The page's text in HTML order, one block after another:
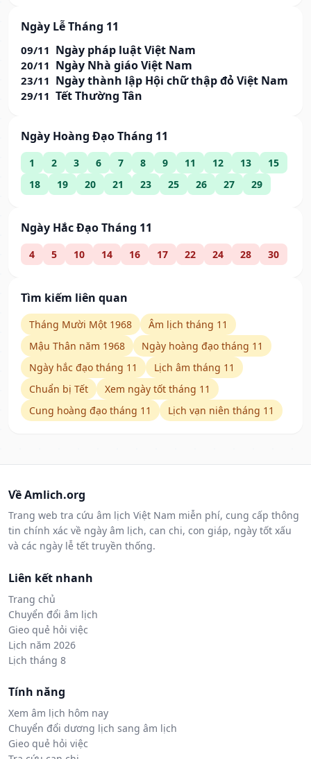
Ngày Lễ Tháng 11
09/11 Ngày pháp luật Việt Nam
20/11 Ngày Nhà giáo Việt Nam
23/11 Ngày thành lập Hội chữ thập đỏ Việt Nam
29/11 Tết Thường Tân
Ngày Hoàng Đạo Tháng 11
1 2 3 6 7 8 9 11 12 13
15
18
19 20 21 23 25 26 27 29
Ngày Hắc Đạo Tháng 11
4 5 10 14 16 17 22 24 28 30
Tìm kiếm liên quan
Tháng Mười Một 1968
Âm lịch tháng 11
Mậu Thân năm 1968
Ngày hoàng đạo tháng 11
Ngày hắc đạo tháng 11
Lịch âm tháng 11
Chuẩn bị Tết
Xem ngày tốt tháng 11
Cung hoàng đạo tháng 11
Lịch vạn niên tháng 11
Về Amlich.org
Trang web tra cứu âm lịch Việt Nam miễn phí, cung cấp thông
tin chính xác về ngày âm lịch, can chi, con giáp, ngày tốt xấu
và các ngày lễ tết truyền thống.
Liên kết nhanh
Trang chủ
Chuyển đổi âm lịch
Gieo quẻ hỏi việc
Lịch năm 2026
Lịch tháng 8
Tính năng
Xem âm lịch hôm nay
Chuyển đổi dương lịch sang âm lịch
Gieo quẻ hỏi việc